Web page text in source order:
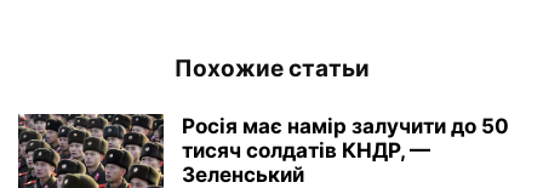
Похожие статьи
Росія має намір залучити до 50
тисяч солдатів КНДР, —
Зеленський